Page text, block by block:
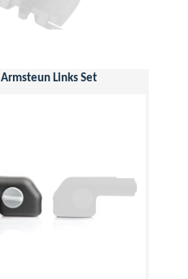
Armsteun Links Set